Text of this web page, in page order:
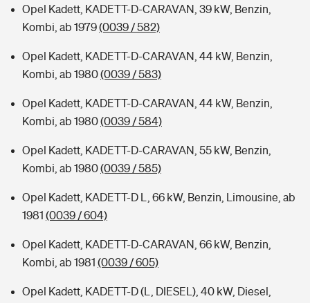
Opel Kadett, KADETT-D-CARAVAN, 39 kW, Benzin,
Kombi, ab 1979(0039 / 582)
Opel Kadett, KADETT-D-CARAVAN, 44 kW, Benzin,
Kombi, ab 1980(0039 / 583)
Opel Kadett, KADETT-D-CARAVAN, 44 kW, Benzin,
Kombi, ab 1980(0039 / 584)
Opel Kadett, KADETT-D-CARAVAN, 55 kW, Benzin,
Kombi, ab 1980(0039 / 585)
Opel Kadett, KADETT-D L, 66 kW, Benzin, Limousine, ab
1981 (0039 / 604)
Opel Kadett, KADETT-D-CARAVAN, 66 kW, Benzin,
Kombi, ab 1981 (0039 / 605)
Opel Kadett, KADETT-D (L, DIESEL), 40 kW, Diesel,